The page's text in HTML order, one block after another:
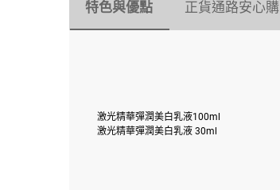
特色與優點 正貨通路安心購
激光精華彈潤美白乳液100ml
激光精華彈潤美白乳液 30ml